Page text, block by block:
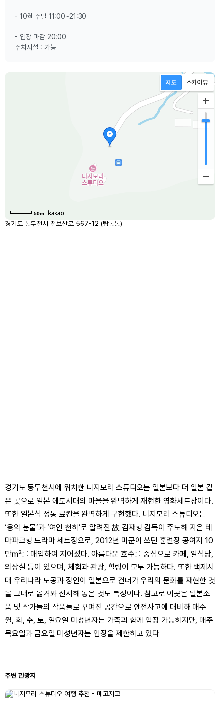
- 10월 주말 11:00~21:30
- 입장 마감 20:00
주차시설 : 가능
50m
경기도 동두천시 천보산로 567-12 (탑동동)
경기도 동두천시에 위치한 니지모리 스튜디오는 일본보다 더 일본 같
은 곳으로 일본 에도시대의 마을을 완벽하게 재현한 영화세트장이다.
또한 일본식 정통 료칸을 완벽하게 구현했다. 니지모리 스튜디오는
‘용의 눈물’과 ‘여인 천하’로 알려진 故 김재형 감독이 주도해 지은 테
마파크형 드라마 세트장으로, 2012년 미군이 쓰던 훈련장 공여지 10
만㎡를 매입하여 지어졌다. 아름다운 호수를 중심으로 카페, 일식당,
의상실 등이 있으며, 체험과 관광, 힐링이 모두 가능하다. 또한 백제시
대 우리나라 도공과 장인이 일본으로 건너가 우리의 문화를 재현한 것
을 그대로 옮겨와 전시해 놓은 것도 특징이다. 참고로 이곳은 일본소
품 및 작가들의 작품들로 꾸며진 공간으로 안전사고에 대비해 매주
월, 화, 수, 토, 일요일 미성년자는 가족과 함께 입장 가능하지만, 매주
목요일과 금요일 미성년자는 입장을 제한하고 있다
주변 관광지